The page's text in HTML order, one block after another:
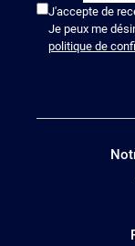
J'accepte de
Je peux me
politique de